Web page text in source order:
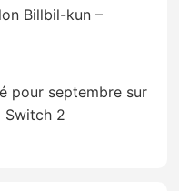
Billbil-kun –
pour septembre sur
Switch 2